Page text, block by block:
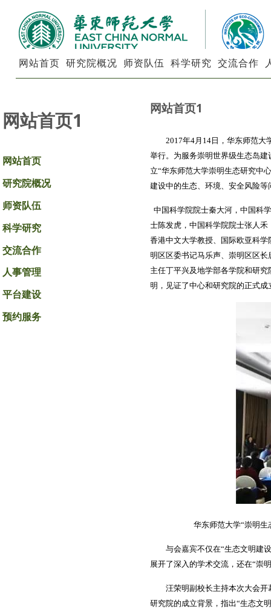
网站首页 研究院概况 师资队伍 科学研究 交流合作
网站首页1
网站首页
研究院概况
师资队伍
科学研究
交流合作
人事管理
平台建设
预约服务
网站首页1
2017年4 月 14 日，华东师范大
举行。为服务崇明世界级生态岛
立“华东师范大学崇明生态研究中
建设中的生态、环境、安全风险
中国科学院院士秦大河，中国科
士陈发虎，中国科学院院士张人
香港中文大学教授、国际欧亚科
明区区委书记马乐声、崇明区区
主任丁平兴及地学部各学院和研
明，见证了中心和研究院的正式成
华东师范大学“崇明
与会嘉宾不仅在“生态文明建设
展开了深入的学术交流，还在“崇
汪荣明副校长主持本次大会开
研究院的成立背景，指出“生态文